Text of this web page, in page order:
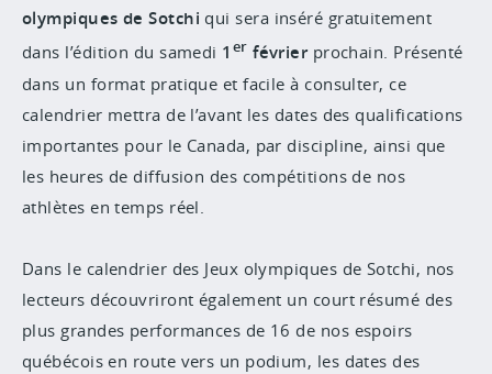
olympiques de Sotchi qui sera inséré gratuitement
dans l’édition du samedi 1 er février prochain. Présenté
dans un format pratique et facile à consulter, ce
calendrier mettra de l’avant les dates des qualifications
importantes pour le Canada, par discipline, ainsi que
les heures de diffusion des compétitions de nos
athlètes en temps réel.
Dans le calendrier des Jeux olympiques de Sotchi, nos
lecteurs découvriront également un court résumé des
plus grandes performances de 16 de nos espoirs
québécois en route vers un podium, les dates des